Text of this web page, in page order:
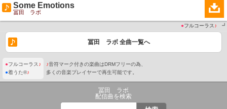
Some Emotions
冨田 ラボ
●フルコーラス ♪ ┛
冨田 ラボ 全曲一覧へ
●フルコーラス ♪
●着うた®♪
♪音符マーク付きの楽曲はDRMフリーの為、
多くの音楽プレイヤーで再生可能です。
冨田 ラボ
配信曲を検索